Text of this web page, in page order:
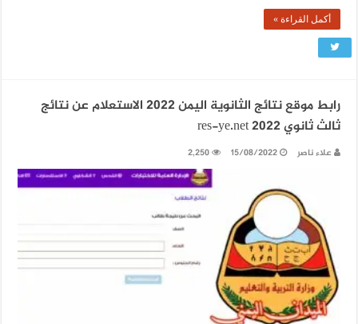
أكمل القراءة »
رابط موقع نتائج الثانوية اليمن 2022 الاستعلام عن نتائج
ثالث ثانوي 2022 res-ye.net
علاء ناصر 15/08/2022
2,250